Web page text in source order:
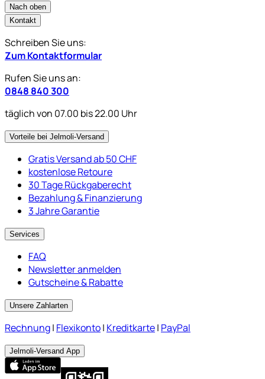
Nach oben
Kontakt
Schreiben Sie uns:
Zum Kontaktformular
Rufen Sie uns an:
0848 840 300
täglich von 07.00 bis 22.00 Uhr
Vorteile bei Jelmoli-Versand
Gratis Versand ab 50 CHF
kostenlose Retoure
30 Tage Rückgaberecht
Bezahlung & Finanzierung
3 Jahre Garantie
Services
FAQ
Newsletter anmelden
Gutscheine & Rabatte
Unsere Zahlarten
Rechnung| Flexikonto| Kreditkarte| PayPal
Jelmoli-Versand App